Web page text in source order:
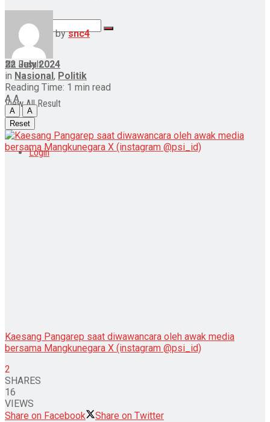
No Result
View All Result
Login
by snc4
22 July 2024
in Nasional , Politik
Reading Time: 1 min read
A A
A
A
Reset
Kaesang Pangarep saat diwawancara oleh awak media
bersama Mangkunegara X (instagram @psi_id)
2
SHARES
16
VIEWS
Share on Facebook
Share on Twitter